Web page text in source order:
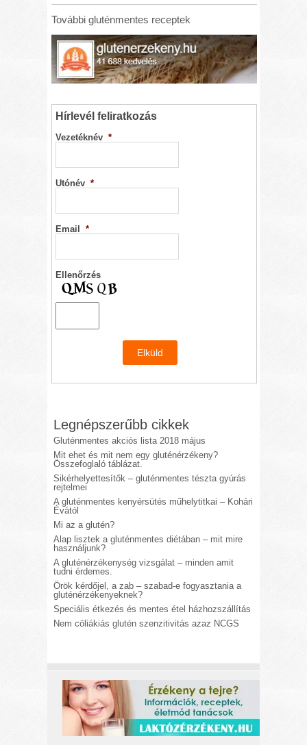
További gluténmentes receptek
Hírlevél feliratkozás
Vezetéknév *
Utónév *
Email *
Ellenőrzés
Legnépszerűbb cikkek
Gluténmentes akciós lista 2018 május
Mit ehet és mit nem egy gluténérzékeny?
Összefoglaló táblázat.
Sikérhelyettesítők – gluténmentes tészta gyúrás
rejtelmei
A gluténmentes kenyérsütés műhelytitkai – Kohári
Évától
Mi az a glutén?
Alap lisztek a gluténmentes diétában – mit mire
használjunk?
A gluténérzékenység vizsgálat – minden amit
tudni érdemes.
Örök kérdőjel, a zab – szabad-e fogyasztania a
gluténérzékenyeknek?
Speciális étkezés és mentes étel házhozszállítás
Nem cöliákiás glutén szenzitivitás azaz NCGS